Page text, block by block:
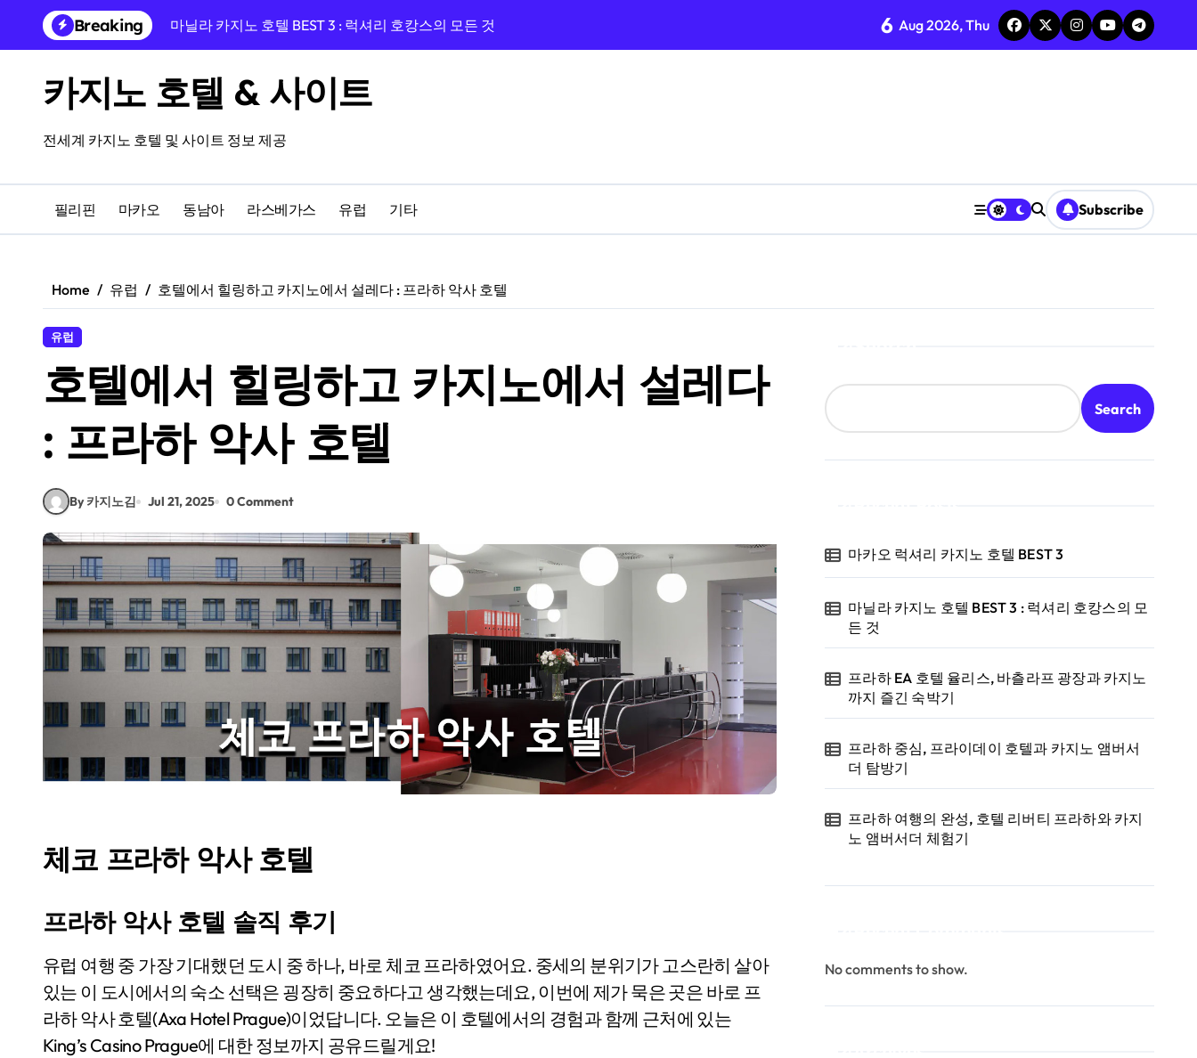
content
Breaking
마닐라 카지노 호텔 BEST 3 : 럭셔리 호캉스의 모든 것
프라하 중심, 프라이데이 호텔과 카지노 앰버서더 탐방기
프라하 여행의 완성, 호텔 리버티 프라하와 카지노 앰버서더 체험기
프라하 인 호텔 숙박 후기, 카지노 앰버서더까지 완벽 루트!
프라하 여행 완성! 페를라 호텔과 도보 3분 카지노 탐방기
카지노를 즐길 수 있는 올드한 매력의 프라하 골든 에이지
6 Aug 2026, Thu
카지노 호텔 & 사이트
전세계 카지노 호텔 및 사이트 정보 제공
필리핀 마카오 동남아 라스베가스 유럽 기타 Subscribe
Home 유럽 호텔에서 힐링하고 카지노에서 설레다 : 프라하 악사 호텔
유럽
호텔에서 힐링하고 카지노에서 설레다
: 프라하 악사 호텔
By 카지노김 Jul 21, 2025 0 Comment
체코 프라하 악사 호텔
프라하 악사 호텔 솔직 후기
유럽 여행 중 가장 기대했던 도시 중 하나, 바로 체코 프라하였어요. 중세의 분위기가 고스란히 살아
있는 이 도시에서의 숙소 선택은 굉장히 중요하다고 생각했는데요, 이번에 제가 묵은 곳은 바로 프
라하 악사 호텔(Axa Hotel Prague)이었답니다. 오늘은 이 호텔에서의 경험과 함께 근처에 있는
King’s Casino Prague에 대한 정보까지 공유드릴게요!
Search
마카오 럭셔리 카지노 호텔 BEST 3
마닐라 카지노 호텔 BEST 3 : 럭셔리 호캉스의 모
든 것
프라하 EA 호텔 율리스, 바츨라프 광장과 카지노
까지 즐긴 숙박기
프라하 중심, 프라이데이 호텔과 카지노 앰버서
더 탐방기
프라하 여행의 완성, 호텔 리버티 프라하와 카지
노 앰버서더 체험기
No comments to show.